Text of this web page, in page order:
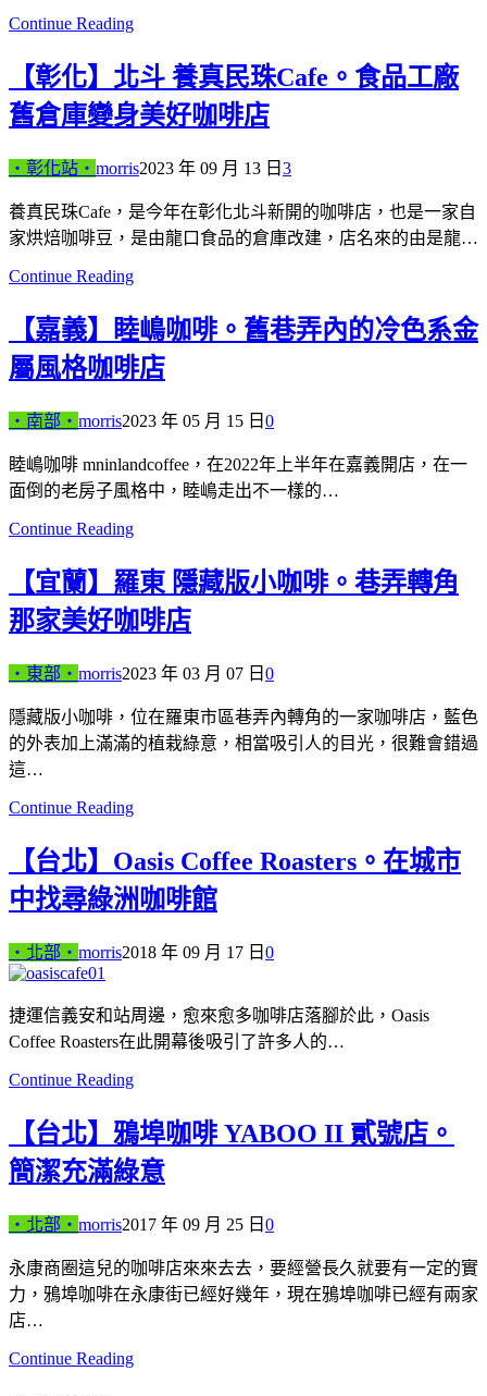
Continue Reading
【彰化】北斗 養真民珠Cafe。食品工廠
舊倉庫變身美好咖啡店
‧彰化站‧ morris2023 年 09 月 13 日 3
養真民珠Cafe，是今年在彰化北斗新開的咖啡店，也是一家自
家烘焙咖啡豆，是由龍口食品的倉庫改建，店名來的由是龍…
Continue Reading
【嘉義】睦嶋咖啡。舊巷弄內的冷色系金
屬風格咖啡店
‧南部‧ morris2023 年 05 月 15 日 0
睦嶋咖啡 mninlandcoffee，在2022年上半年在嘉義開店，在一
面倒的老房子風格中，睦嶋走出不一樣的…
Continue Reading
【宜蘭】羅東 隱藏版小咖啡。巷弄轉角
那家美好咖啡店
‧東部‧ morris2023 年 03 月 07 日 0
隱藏版小咖啡，位在羅東市區巷弄內轉角的一家咖啡店，藍色
的外表加上滿滿的植栽綠意，相當吸引人的目光，很難會錯過
這…
Continue Reading
【台北】Oasis Coffee Roasters。在城市
中找尋綠洲咖啡館
‧北部‧ morris2018 年 09 月 17 日 0
捷運信義安和站周邊，愈來愈多咖啡店落腳於此，Oasis
Coffee Roasters在此開幕後吸引了許多人的…
Continue Reading
【台北】鴉埠咖啡 YABOO II 貳號店。
簡潔充滿綠意
‧北部‧ morris2017 年 09 月 25 日 0
永康商圈這兒的咖啡店來來去去，要經營長久就要有一定的實
力，鴉埠咖啡在永康街已經好幾年，現在鴉埠咖啡已經有兩家
店…
Continue Reading